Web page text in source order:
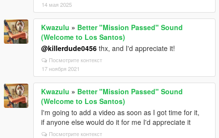
14 мая 2025
Kwazulu » Better "Mission Passed" Sound
(Welcome to Los Santos)
@killerdude0456 thx, and I'd appreciate it!
Посмотрите контекст
17 ноября 2021
Kwazulu » Better "Mission Passed" Sound
(Welcome to Los Santos)
I'm going to add a video as soon as I got time for it,
if anyone else would do it for me I'd appreciate it
Посмотрите контекст